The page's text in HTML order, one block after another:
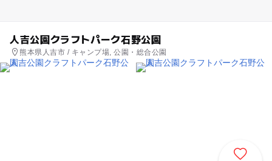
人吉公園クラフトパーク石野公園
熊本県人吉市 / キャンプ場, 公園・総合公園